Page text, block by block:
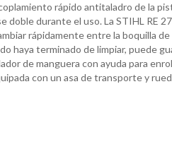
rápido antitaladro de la
doble durante el uso. La STIHL RE
rápidamente entre la boquilla
haya terminado de limpiar, puede
de manguera con ayuda para
con un asa de transporte y